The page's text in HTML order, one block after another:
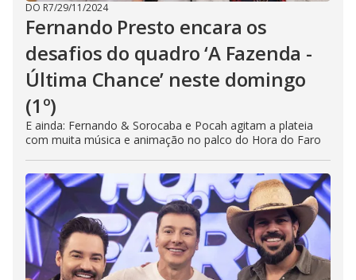
DO R7/29/11/2024
Fernando Presto encara os
desafios do quadro ‘A Fazenda -
Última Chance’ neste domingo
(1º)
E ainda: Fernando & Sorocaba e Pocah agitam a plateia
com muita música e animação no palco do Hora do Faro